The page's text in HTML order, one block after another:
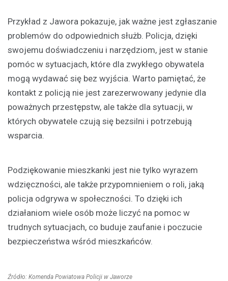
Przykład z Jawora pokazuje, jak ważne jest zgłaszanie
problemów do odpowiednich służb. Policja, dzięki
swojemu doświadczeniu i narzędziom, jest w stanie
pomóc w sytuacjach, które dla zwykłego obywatela
mogą wydawać się bez wyjścia. Warto pamiętać, że
kontakt z policją nie jest zarezerwowany jedynie dla
poważnych przestępstw, ale także dla sytuacji, w
których obywatele czują się bezsilni i potrzebują
wsparcia.
Podziękowanie mieszkanki jest nie tylko wyrazem
wdzięczności, ale także przypomnieniem o roli, jaką
policja odgrywa w społeczności. To dzięki ich
działaniom wiele osób może liczyć na pomoc w
trudnych sytuacjach, co buduje zaufanie i poczucie
bezpieczeństwa wśród mieszkańców.
Źródło: Komenda Powiatowa Policji w Jaworze